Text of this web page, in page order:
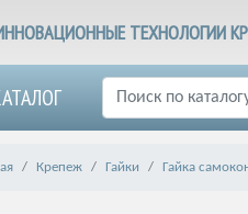
ТЕХНОЛОГИИ
Крепеж Гайки Гайка